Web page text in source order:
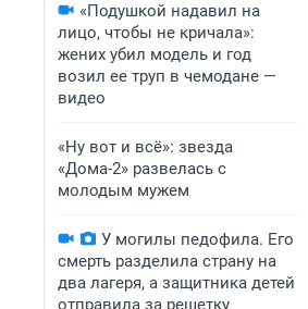
«Подушкой надавил на
лицо, чтобы не кричала»:
жених убил модель и год
возил ее труп в чемодане —
видео
«Ну вот и всё»: звезда
«Дома-2» развелась с
молодым мужем
У могилы педофила. Его
смерть разделила страну на
два лагеря, а защитника детей
отправила за решетку